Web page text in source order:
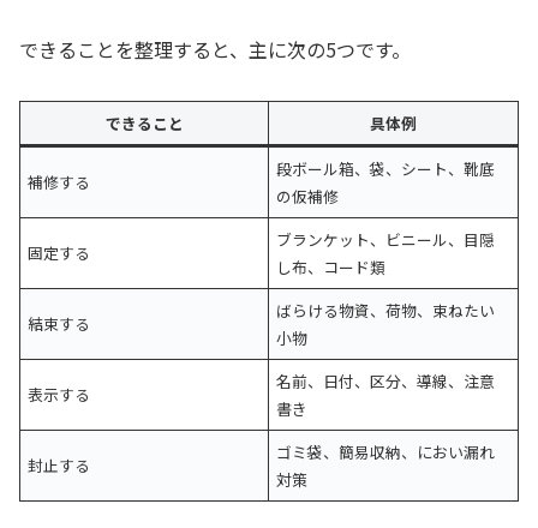
できることを整理すると、主に次の5つです。
できること 具体例
補修する
段ボール箱、袋、シート、靴底
の仮補修
固定する
ブランケット、ビニール、目隠
し布、コード類
結束する
ばらける物資、荷物、束ねたい
小物
表示する
名前、日付、区分、導線、注意
書き
封止する
ゴミ袋、簡易収納、におい漏れ
対策